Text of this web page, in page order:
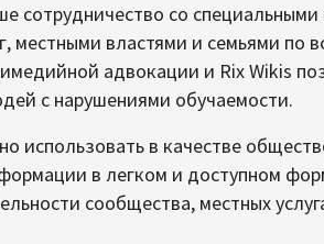
сотрудничество со
местными властями и семьями по
адвокации и Rix Wikis
с нарушениями обучаемости.
использовать в качестве
в легком и доступном
сообщества, местных